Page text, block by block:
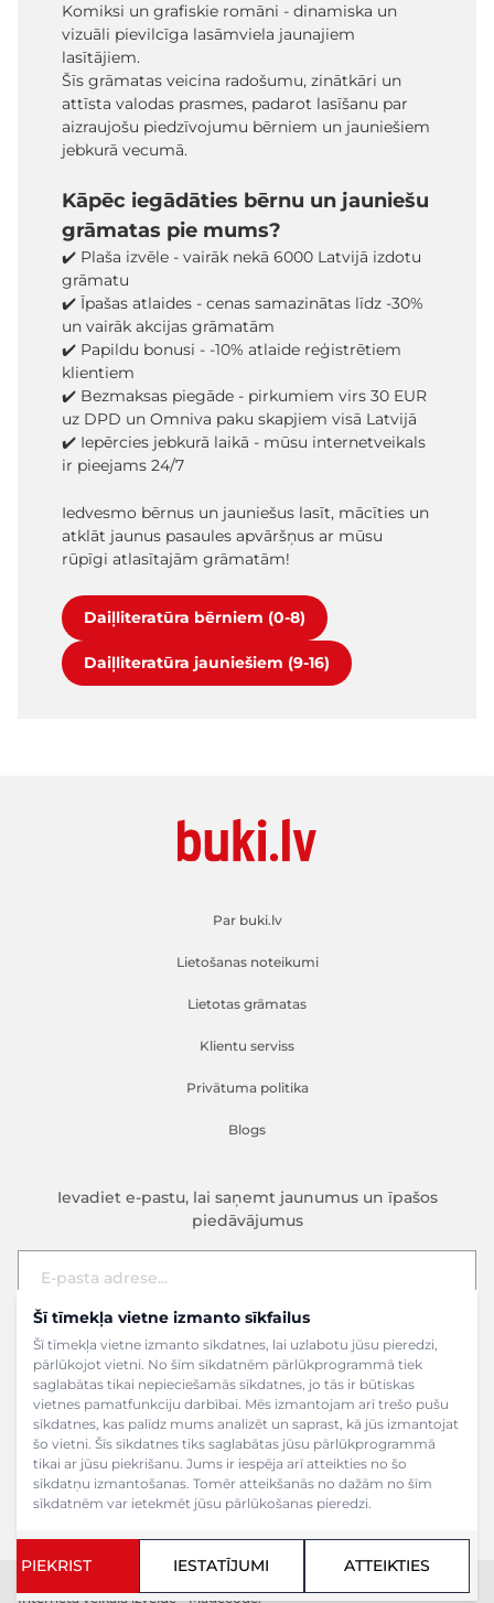
Šī tīmekļa vietne izmanto sīkfailus
Šī tīmekļa vietne izmanto sīkdatnes, lai uzlabotu jūsu pieredzi,
pārlūkojot vietni. No šīm sīkdatnēm pārlūkprogrammā tiek
saglabātas tikai nepieciešamās sīkdatnes, jo tās ir būtiskas
vietnes pamatfunkciju darbībai. Mēs izmantojam arī trešo pušu
sīkdatnes, kas palīdz mums analizēt un saprast, kā jūs izmantojat
šo vietni. Šīs sīkdatnes tiks saglabātas jūsu pārlūkprogrammā
tikai ar jūsu piekrišanu. Jums ir iespēja arī atteikties no šo
sīkdatņu izmantošanas. Tomēr atteikšanās no dažām no šīm
sīkdatnēm var ietekmēt jūsu pārlūkošanas pieredzi.
PIEKRIST IESTATĪJUMI ATTEIKTIES
Komiksi un grafiskie romāni - dinamiska un
vizuāli pievilcīga lasāmviela jaunajiem
lasītājiem.
Šīs grāmatas veicina radošumu, zinātkāri un
attīsta valodas prasmes, padarot lasīšanu par
aizraujošu piedzīvojumu bērniem un jauniešiem
jebkurā vecumā.
Kāpēc iegādāties bērnu un jauniešu
grāmatas pie mums?
✔️ Plaša izvēle - vairāk nekā 6000 Latvijā izdotu
grāmatu
✔️ Īpašas atlaides - cenas samazinātas līdz -30%
un vairāk akcijas grāmatām
✔️ Papildu bonusi - -10% atlaide reģistrētiem
klientiem
✔️ Bezmaksas piegāde - pirkumiem virs 30 EUR
uz DPD un Omniva paku skapjiem visā Latvijā
✔️ Iepērcies jebkurā laikā - mūsu internetveikals
ir pieejams 24/7
Iedvesmo bērnus un jauniešus lasīt, mācīties un
atklāt jaunus pasaules apvāršņus ar mūsu
rūpīgi atlasītajām grāmatām!
Daiļliteratūra bērniem (0-8)
Daiļliteratūra jauniešiem (9-16)
Par buki.lv
Lietošanas noteikumi
Lietotas grāmatas
Klientu serviss
Privātuma politika
Blogs
Ievadiet e-pastu, lai saņemt jaunumus un īpašos
piedāvājumus
E-pasta adrese
Pieteikties
Interneta veikala izveide - Magecode.